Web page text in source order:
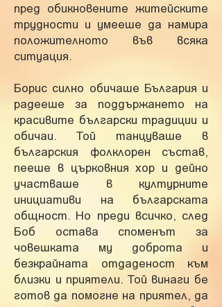
пред обикновените житейските
трудности и умееше да намира
положителното във всяка
ситуация.
Борис силно обичаше България и
радееше за поддържането на
красивите български традиции и
обичаи. Той танцуваше в
българския фолклорен състав,
пееше в църковния хор и дейно
участваше в културните
инициативи на българската
общност. Но преди всичко, след
Боб остава споменът за
човешката му доброта и
безкрайната отдаденост към
близки и приятели. Той винаги бе
готов да помогне на приятел, да